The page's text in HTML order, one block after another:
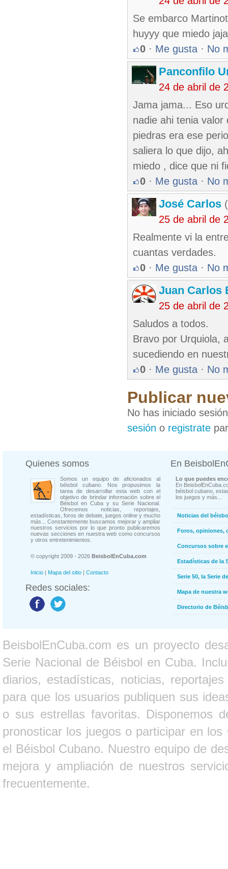
Se embarco
huyyy que miedo
0 · Me gusta · No
Panconfilo
24 de abril de
Jama jama... Eso
nadie ahi tenia
piedras era ese
saliera lo que dijo,
miedo , dice que ni
0 · Me gusta · No
José Carlos
25 de abril de
Realmente vi la
cuantas verdades.
0 · Me gusta · No
Juan Carlos
25 de abril de
Saludos a todos.
Bravo por Urquiola,
sucediendo en
0 · Me gusta · No
Publicar
No has iniciado
sesión o registrate
Quienes somos
Somos un equipo de aficionados al
béisbol cubano. Nos propusimos la
tarea de desarrollar esta web con el
objetivo de brindar información sobre el
Béisbol en Cuba y su Serie Nacional.
Ofrecemos noticias, reportajes,
estadísticas, foros de debate, juegos online y mucho
más... Constantemente buscamos mejorar y ampliar
nuestros servicios por lo que pronto publicaremos
nuevas secciones en nuestra web como concursos
y otros entretenimientos.
© copyright 2009 - 2026 BeisbolEnCuba.com
Inicio | Mapa del sitio | Contacto
Redes sociales:
En
Lo que puedes
En
béisbol cubano,
los juegos y más...
Noticias del
Foros, opiniones,
Concursos sobre
Estadísticas de la
Serie 50, la Serie
Mapa de nuestra
Directorio de
BeisbolEnCuba.com es un proyecto
Serie Nacional de Béisbol en Cuba.
diarios, estadísticas, noticias,
para que los usuarios publiquen sus
o sus estrellas favoritas. Disponemos
pronosticar los juegos o participar en
el Béisbol Cubano. Nuestro equipo de
mejora y ampliación de nuestros
frecuentemente.